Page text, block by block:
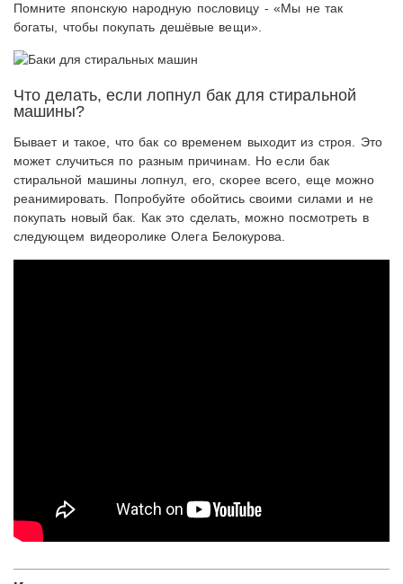
Помните японскую народную пословицу - «Мы не так
богаты, чтобы покупать дешёвые вещи».
Что делать, если лопнул бак для стиральной
машины?
Бывает и такое, что бак со временем выходит из строя. Это
может случиться по разным причинам. Но если бак
стиральной машины лопнул, его, скорее всего, еще можно
реанимировать. Попробуйте обойтись своими силами и не
покупать новый бак. Как это сделать, можно посмотреть в
следующем видеоролике Олега Белокурова.